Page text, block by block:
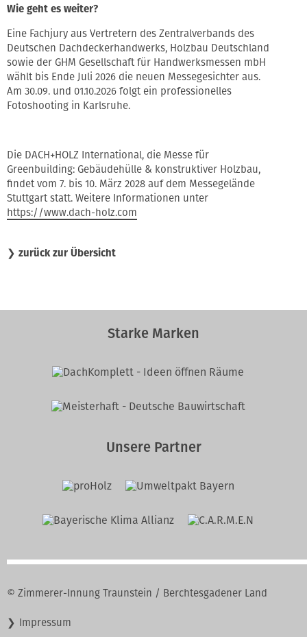
Wie geht es weiter?
Eine Fachjury aus Vertretern des Zentralverbands des
Deutschen Dachdeckerhandwerks, Holzbau Deutschland
sowie der GHM Gesellschaft für Handwerksmessen mbH
wählt bis Ende Juli 2026 die neuen Messegesichter aus.
Am 30.09. und 01.10.2026 folgt ein professionelles
Fotoshooting in Karlsruhe.
Die DACH+HOLZ International, die Messe für
Greenbuilding: Gebäudehülle & konstruktiver Holzbau,
findet vom 7. bis 10. März 2028 auf dem Messegelände
Stuttgart statt. Weitere Informationen unter
https://www.dach-holz.com
❯ zurück zur Übersicht
Starke Marken
Unsere Partner
© Zimmerer-Innung Traunstein / Berchtesgadener Land
Navigation
Impressum